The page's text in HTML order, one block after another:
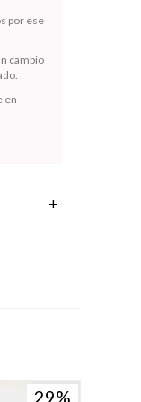
por ese
cambio
en
29
29